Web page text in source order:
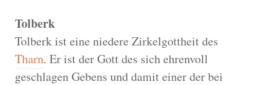
Tolberk
Tolberk ist eine niedere Zirkelgottheit des
Tharn. Er ist der Gott des sich ehrenvoll
geschlagen Gebens und damit einer der bei